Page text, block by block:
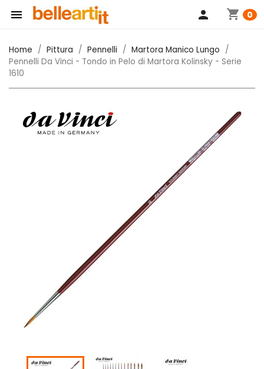
 shopping_cart 0
person
Home Pittura Pennelli
Martora Manico Lungo
Pennelli Da Vinci - Tondo in Pelo di Martora Kolinsky - Serie
1610